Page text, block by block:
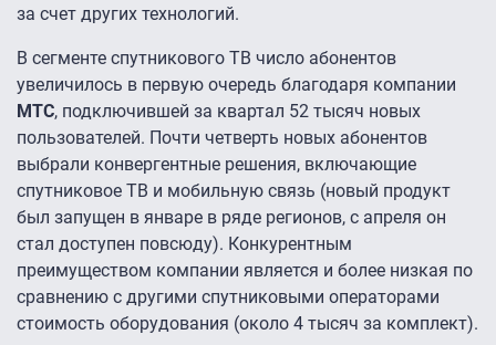
за счет других технологий.
В сегменте спутникового ТВ число абонентов
увеличилось в первую очередь благодаря компании
МТС, подключившей за квартал 52 тысяч новых
пользователей. Почти четверть новых абонентов
выбрали конвергентные решения, включающие
спутниковое ТВ и мобильную связь (новый продукт
был запущен в январе в ряде регионов, с апреля он
стал доступен повсюду). Конкурентным
преимуществом компании является и более низкая по
сравнению с другими спутниковыми операторами
стоимость оборудования (около 4 тысяч за комплект).